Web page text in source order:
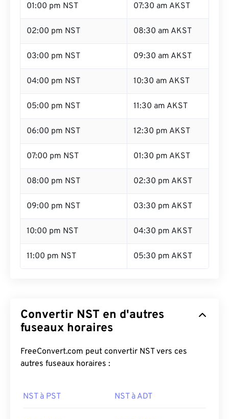
01:00 pm NST 07:30 am AKST
02:00 pm NST 08:30 am AKST
03:00 pm NST 09:30 am AKST
04:00 pm NST 10:30 am AKST
05:00 pm NST 11:30 am AKST
06:00 pm NST 12:30 pm AKST
07:00 pm NST 01:30 pm AKST
08:00 pm NST 02:30 pm AKST
09:00 pm NST 03:30 pm AKST
10:00 pm NST 04:30 pm AKST
11:00 pm NST 05:30 pm AKST
Convertir NST en d'autres
fuseaux horaires
FreeConvert.com peut convertir NST vers ces
autres fuseaux horaires :
NST à PST NST à ADT